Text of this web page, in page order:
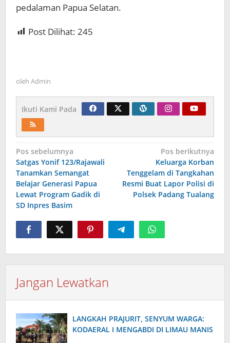
pedalaman Papua Selatan.
Post Dilihat: 245
oleh Admin
Ikuti Kami Pada
Navigasi
pos
Pos sebelumnya
Satgas Yonif 123/Rajawali
Tanamkan Semangat
Belajar Generasi Papua
Lewat Program Gadik di
SD Inpres Basim
Pos berikutnya
Keluarga Korban
Tenggelam di Tangkahan
Resmi Buat Lapor Polisi di
Polsek Padang Tualang
Jangan Lewatkan
‎LANGKAH PRAJURIT, SENYUM WARGA:
KODAERAL I MENGABDI DI LIMAU MANIS